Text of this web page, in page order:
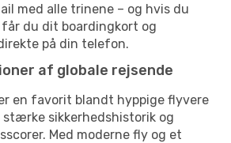
med alle trinene – og hvis du
får du dit boardingkort og
på din telefon.
af globale rejsende
en favorit blandt hyppige flyvere
sikkerhedshistorik og
Med moderne fly og et